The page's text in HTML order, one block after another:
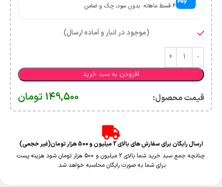
۴ قسط ماهانه. بدون سود، چک و ضامن.
(موجود در انبار و آماده ارسال)
افزودن به سبد خرید
قیمت محصول:​ 149,500 تومان
ارسال رایگان برای سفارش های بالای 2 میلیون و 500 هزار تومان(غیر حجمی)
چنانچه جمع سبد خرید شما بالای 2 میلیون و 500 هزار تومان شود هزینه پست
برای شما به صورت رایگان محاسبه خواهد شد.